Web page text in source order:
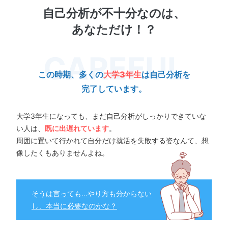
自己分析が不十分なのは、
あなただけ！？
この時期、多くの大学3年生は自己分析を
完了しています。
大学3年生になっても、まだ自己分析がしっかりできていな
い人は、 既に出遅れています。
周囲に置いて行かれて自分だけ就活を失敗する姿なんて、想
像したくもありませんよね。
そうは言っても…やり方も分からない
し、本当に必要なのかな？